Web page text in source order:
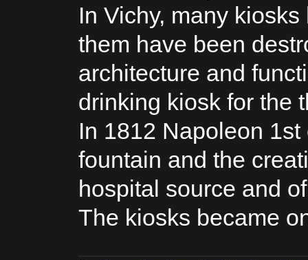
In Vichy, many
them have been
architecture and
drinking kiosk for the
In 1812 Napoleon
fountain and the
hospital source and
The kiosks became